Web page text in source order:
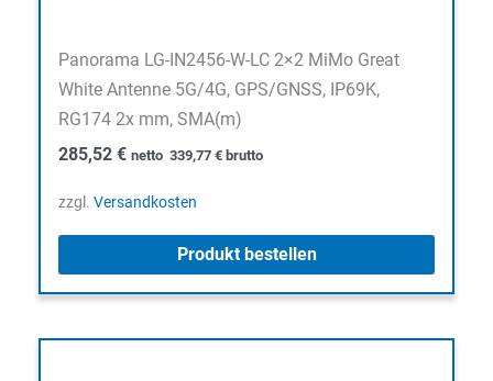
Panorama LG-IN2456-W-LC 2×2 MiMo Great
White Antenne 5G/4G, GPS/GNSS, IP69K,
RG174 2x mm, SMA(m)
285,52 € netto 339,77 € brutto
zzgl. Versandkosten
Produkt bestellen